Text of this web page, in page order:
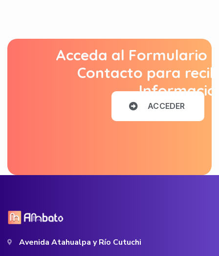
Acceda al Formulario
Contacto para
ACCEDER
Avenida Atahualpa y Río Cutuchi